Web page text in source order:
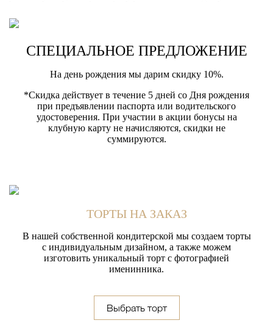
СПЕЦИАЛЬНОЕ ПРЕДЛОЖЕНИЕ
На день рождения мы дарим скидку 10%.
*Скидка действует в течение 5 дней со Дня рождения
при предъявлении паспорта или водительского
удостоверения. При участии в акции бонусы на
клубную карту не начисляются, скидки не
суммируются.
ТОРТЫ НА ЗАКАЗ
В нашей собственной кондитерской мы создаем торты
с индивидуальным дизайном, а также можем
изготовить уникальный торт с фотографией
именинника.
Выбрать торт